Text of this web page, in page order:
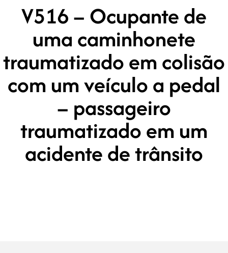
V516 – Ocupante de
uma caminhonete
traumatizado em colisão
com um veículo a pedal
– passageiro
traumatizado em um
acidente de trânsito